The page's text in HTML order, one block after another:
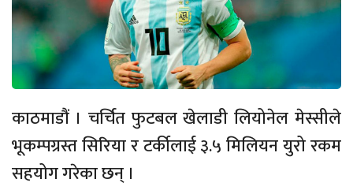
काठमाडौं । चर्चित फुटबल खेलाडी लियोनेल मेस्सीले
भूकम्पग्रस्त सिरिया र टर्कीलाई ३.५ मिलियन युरो रकम
सहयोग गरेका छन् ।